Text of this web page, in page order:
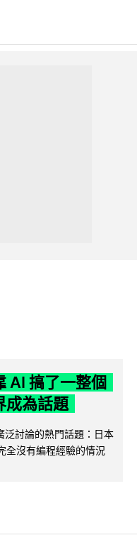
AI 搞了一整個
成為話題
泛討論的熱門話題：日本
全沒有編程經驗的情況